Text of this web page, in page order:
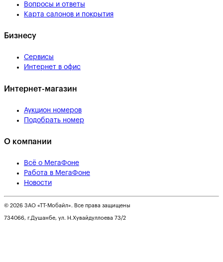
Вопросы и ответы
Карта салонов и покрытия
Бизнесу
Сервисы
Интернет в офис
Интернет-магазин
Аукцион номеров
Подобрать номер
О компании
Всё о МегаФоне
Работа в МегаФоне
Новости
© 2026 ЗАО «ТТ-Мобайл». Все права защищены
734066, г.Душанбе, ул. Н.Хувайдуллоева 73/2